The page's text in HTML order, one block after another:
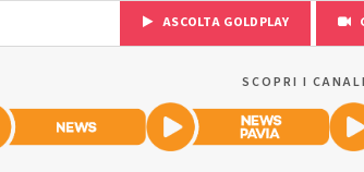
ASCOLTA GOLDPLAY
SCOPRI I